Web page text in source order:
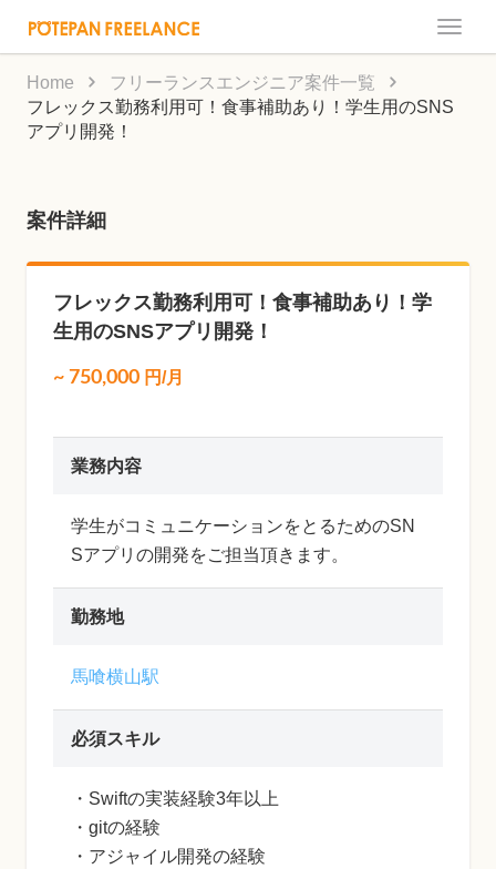
Toggle
Home
フリーランスエンジニア案件一覧
フレックス勤務利用可！食事補助あり！学生用のSNS
アプリ開発！
案件詳細
フレックス勤務利用可！食事補助あり！学
生用のSNSアプリ開発！
~ 750,000 円/月
業務内容
学生がコミュニケーションをとるためのSN
Sアプリの開発をご担当頂きます。
勤務地
馬喰横山駅
必須スキル
・Swiftの実装経験3年以上
・gitの経験
・アジャイル開発の経験